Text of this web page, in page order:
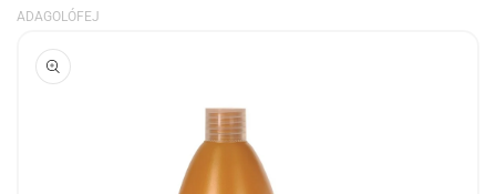
ADAGOLÓFEJ
UGRÁS A
TERMÉKADATOKRA